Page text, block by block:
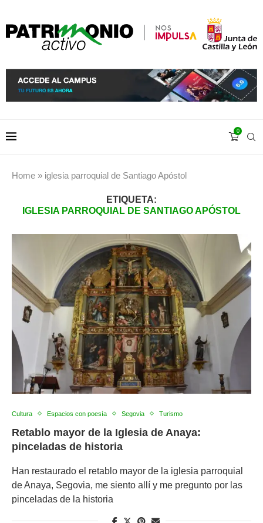
0
Home » iglesia parroquial de Santiago Apóstol
ETIQUETA:
IGLESIA PARROQUIAL DE SANTIAGO APÓSTOL
Cultura Espacios con poesía Segovia Turismo
Retablo mayor de la Iglesia de Anaya:
pinceladas de historia
Han restaurado el retablo mayor de la iglesia parroquial
de Anaya, Segovia, me siento allí y me pregunto por las
pinceladas de la historia